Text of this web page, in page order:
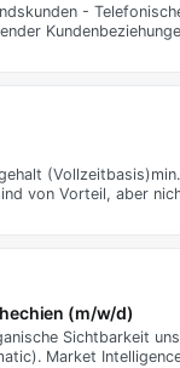
-
von Vorteil, aber
(m/w/d)
Sichtbarkeit
Market